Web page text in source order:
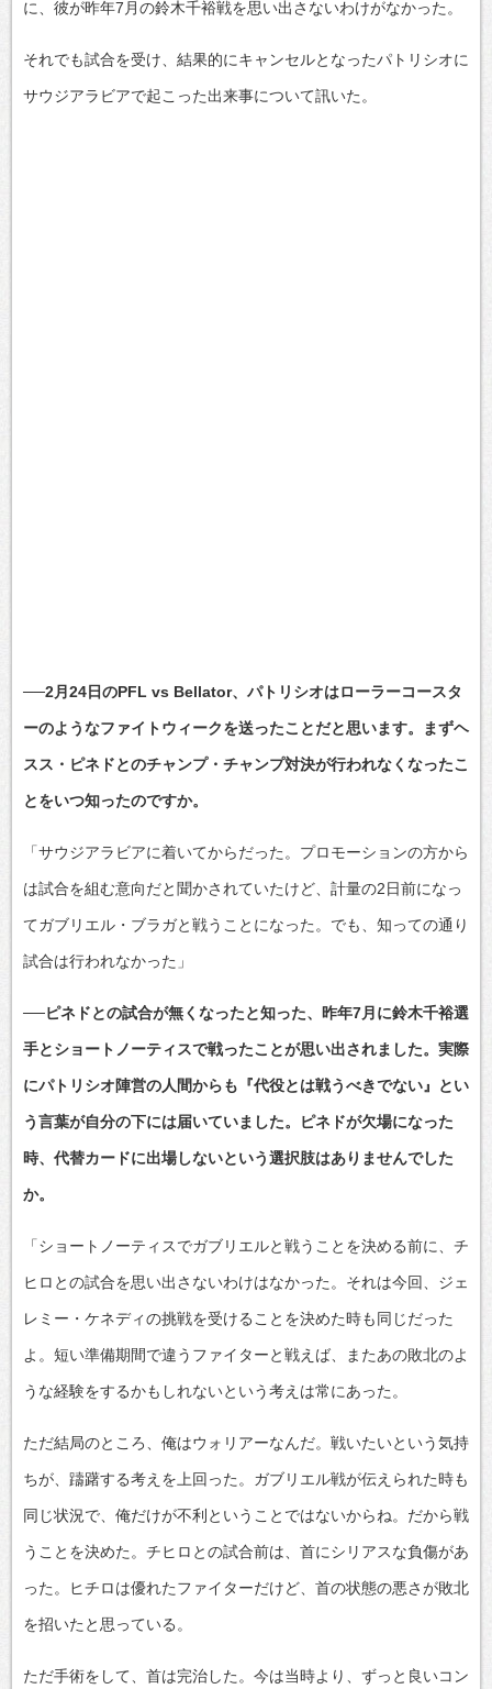
に、彼が昨年7月の鈴木千裕戦を思い出さないわけがなかった。
それでも試合を受け、結果的にキャンセルとなったパトリシオに
サウジアラビアで起こった出来事について訊いた。
──2月24日のPFL vs Bellator、パトリシオはローラーコースタ
ーのようなファイトウィークを送ったことだと思います。まずヘ
スス・ピネドとのチャンプ・チャンプ対決が行われなくなったこ
とをいつ知ったのですか。
「サウジアラビアに着いてからだった。プロモーションの方から
は試合を組む意向だと聞かされていたけど、計量の2日前になっ
てガブリエル・ブラガと戦うことになった。でも、知っての通り
試合は行われなかった」
──ピネドとの試合が無くなったと知った、昨年7月に鈴木千裕選
手とショートノーティスで戦ったことが思い出されました。実際
にパトリシオ陣営の人間からも『代役とは戦うべきでない』とい
う言葉が自分の下には届いていました。ピネドが欠場になった
時、代替カードに出場しないという選択肢はありませんでした
か。
「ショートノーティスでガブリエルと戦うことを決める前に、チ
ヒロとの試合を思い出さないわけはなかった。それは今回、ジェ
レミー・ケネディの挑戦を受けることを決めた時も同じだった
よ。短い準備期間で違うファイターと戦えば、またあの敗北のよ
うな経験をするかもしれないという考えは常にあった。
ただ結局のところ、俺はウォリアーなんだ。戦いたいという気持
ちが、躊躇する考えを上回った。ガブリエル戦が伝えられた時も
同じ状況で、俺だけが不利ということではないからね。だから戦
うことを決めた。チヒロとの試合前は、首にシリアスな負傷があ
った。ヒチロは優れたファイターだけど、首の状態の悪さが敗北
を招いたと思っている。
ただ手術をして、首は完治した。今は当時より、ずっと良いコン